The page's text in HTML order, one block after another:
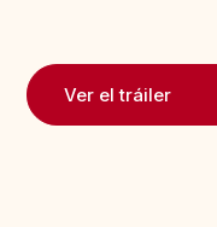
Ver el tráiler